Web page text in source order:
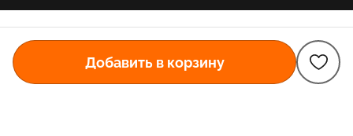
Добавить в корзину
© Slamdunk.Shop, 2017-2026
Карта сайта Slamdunk